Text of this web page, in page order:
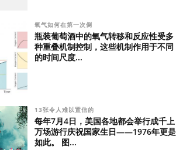
氧气如何在第一次倒
瓶装葡萄酒中的氧气转移和反应性受多
种重叠机制控制，这些机制作用于不同
的时间尺度...
13张令人难以置信的
每年7月4日，美国各地都会举行成千上
万场游行庆祝国家生日——1976年更是
如此。 图...